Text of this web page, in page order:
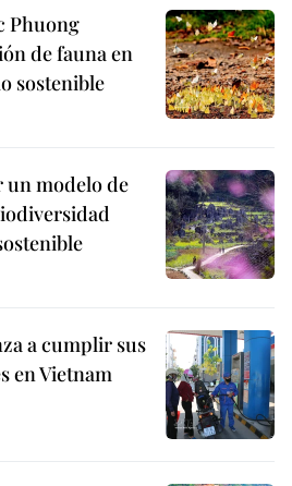
Phuong
de fauna en
sostenible
un modelo de
a cumplir sus
en Vietnam